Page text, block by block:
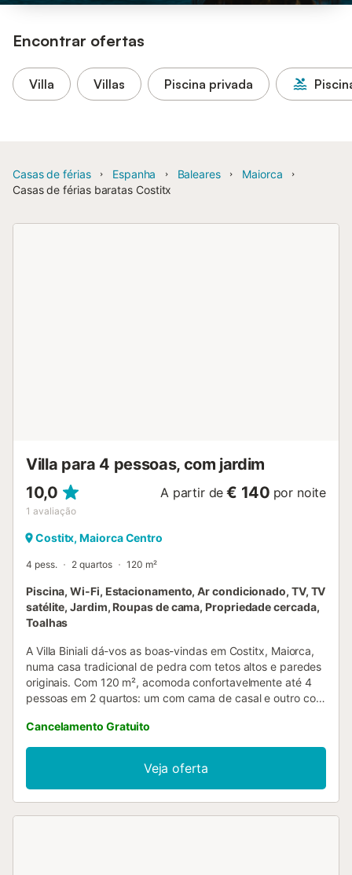
Encontrar ofertas
Villa Villas Piscina privada
Casas de férias Espanha Baleares
Maiorca
Casas de férias baratas Costitx
Villa para 4 pessoas, com jardim
10,0
1 avaliação
A partir de € 140 por noite
Costitx, Maiorca Centro
4 pess. 2 quartos 120 m²
Piscina, Wi-Fi, Estacionamento, Ar condicionado, TV, TV
satélite, Jardim, Roupas de cama, Propriedade cercada,
Toalhas
A Villa Biniali dá-vos as boas-vindas em Costitx, Maiorca,
numa casa tradicional de pedra com tetos altos e paredes
originais. Com 120 m², acomoda confortavelmente até 4
pessoas em 2 quartos: um com cama de casal e outro com
Dispõe de 2 casas de banho, uma interior com duche
completo e outra exterior. A cozinha está totalmente
equipada e integra-se com a sala de estar/jantar, que
inclui mesa de refeições, sofá, TV e lareira. O ar
condicionado está na sala, e nos quartos há ventoinhas.
Cancelamento Gratuito
Veja oferta